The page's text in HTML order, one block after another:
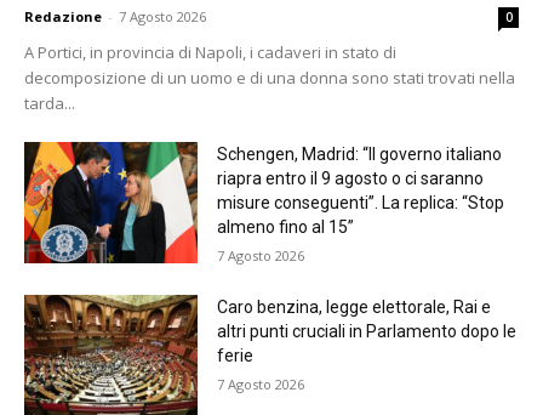
Redazione - 7 Agosto 2026 0
A Portici, in provincia di Napoli, i cadaveri in stato di
decomposizione di un uomo e di una donna sono stati trovati nella
tarda...
Schengen, Madrid: “Il governo italiano
riapra entro il 9 agosto o ci saranno
misure conseguenti”. La replica: “Stop
almeno fino al 15”
7 Agosto 2026
Caro benzina, legge elettorale, Rai e
altri punti cruciali in Parlamento dopo le
ferie
7 Agosto 2026